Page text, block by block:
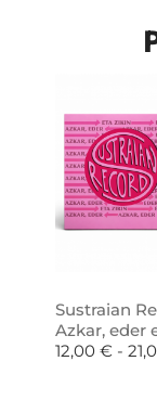
Sustraian
Azkar, eder
12,00 € -